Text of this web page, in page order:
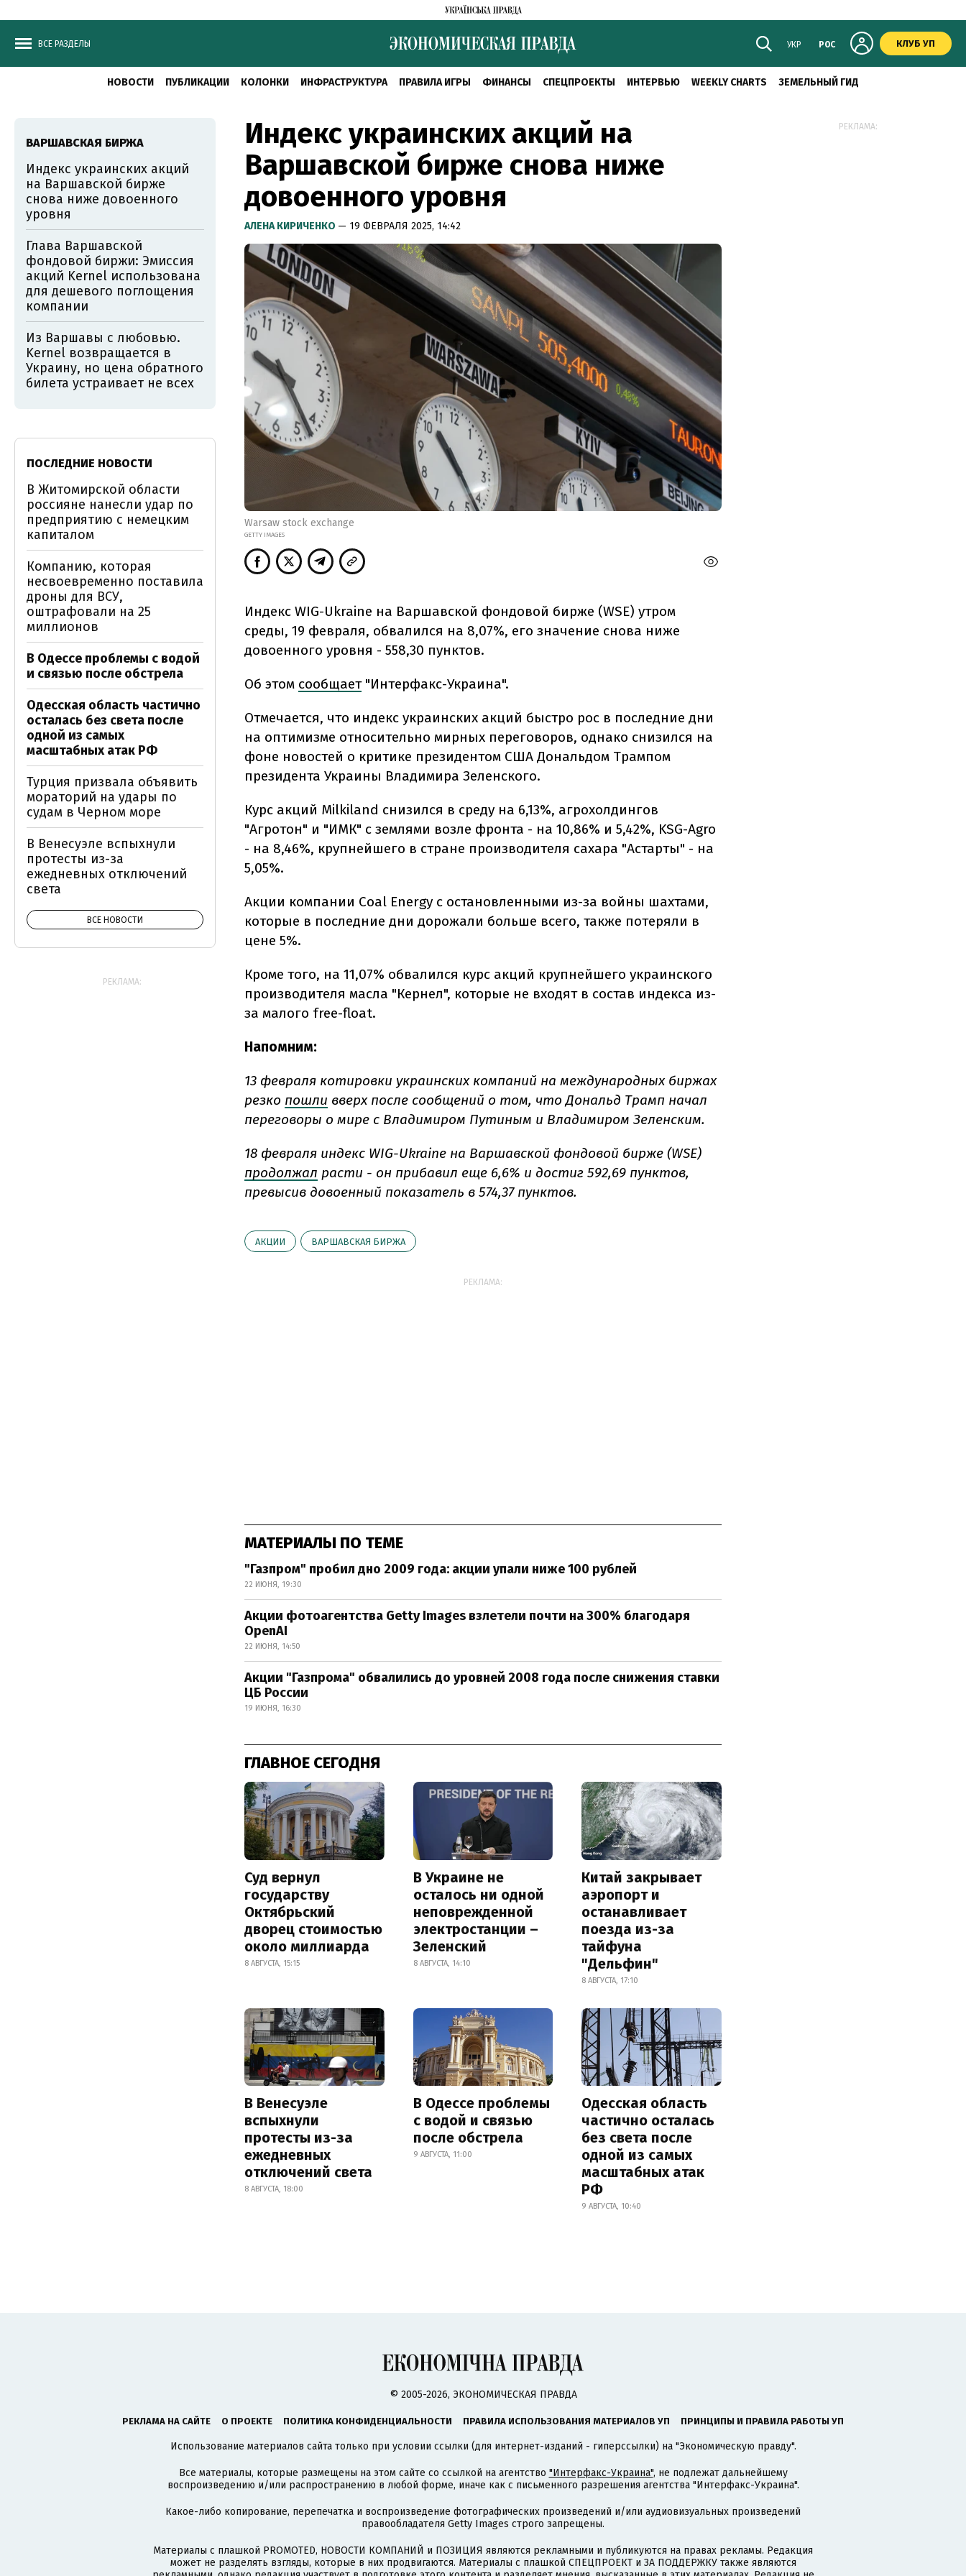
ВСЕ РАЗДЕЛЫ УКР РОС КЛУБ УП
НОВОСТИ ПУБЛИКАЦИИ КОЛОНКИ ИНФРАСТРУКТУРА ПРАВИЛА ИГРЫ ФИНАНСЫ СПЕЦПРОЕКТЫ ИНТЕРВЬЮ WEEKLY CHARTS ЗЕМЕЛЬНЫЙ ГИД
Индекс украинских акций на
Варшавской бирже снова ниже
довоенного уровня
АЛЕНА КИРИЧЕНКО — 19 ФЕВРАЛЯ 2025, 14:42
Warsaw stock exchange
GETTY IMAGES
Индекс WIG-Ukraine на Варшавской фондовой бирже (WSE) утром
среды, 19 февраля, обвалился на 8,07%, его значение снова ниже
довоенного уровня - 558,30 пунктов.
Об этом сообщает "Интерфакс-Украина".
Отмечается, что индекс украинских акций быстро рос в последние дни
на оптимизме относительно мирных переговоров, однако снизился на
фоне новостей о критике президентом США Дональдом Трампом
президента Украины Владимира Зеленского.
Курс акций Milkiland снизился в среду на 6,13%, агрохолдингов
"Агротон" и "ИМК" с землями возле фронта - на 10,86% и 5,42%, KSG-Agro
- на 8,46%, крупнейшего в стране производителя сахара "Астарты" - на
5,05%.
Акции компании Coal Energy с остановленными из-за войны шахтами,
которые в последние дни дорожали больше всего, также потеряли в
цене 5%.
Кроме того, на 11,07% обвалился курс акций крупнейшего украинского
производителя масла "Кернел", которые не входят в состав индекса из-
за малого free-float.
Напомним:
13 февраля котировки украинских компаний на международных биржах
резко пошли вверх после сообщений о том, что Дональд Трамп начал
переговоры о мире с Владимиром Путиным и Владимиром Зеленским.
18 февраля индекс WIG-Ukraine на Варшавской фондовой бирже (WSE)
продолжал расти - он прибавил еще 6,6% и достиг 592,69 пунктов,
превысив довоенный показатель в 574,37 пунктов.
АКЦИИ ВАРШАВСКАЯ БИРЖА
РЕКЛАМА:
МАТЕРИАЛЫ ПО ТЕМЕ
"Газпром" пробил дно 2009 года: акции упали ниже 100 рублей
22 ИЮНЯ, 19:30
Акции фотоагентства Getty Images взлетели почти на 300% благодаря
OpenAI
22 ИЮНЯ, 14:50
Акции "Газпрома" обвалились до уровней 2008 года после снижения ставки
ЦБ России
19 ИЮНЯ, 16:30
ГЛАВНОЕ СЕГОДНЯ
Суд вернул
государству
Октябрьский
дворец стоимостью
около миллиарда
8 АВГУСТА, 15:15
В Украине не
осталось ни одной
неповрежденной
электростанции –
Зеленский
8 АВГУСТА, 14:10
Китай закрывает
аэропорт и
останавливает
поезда из-за
тайфуна
"Дельфин"
8 АВГУСТА, 17:10
В Венесуэле
вспыхнули
протесты из-за
ежедневных
отключений света
8 АВГУСТА, 18:00
В Одессе проблемы
с водой и связью
после обстрела
9 АВГУСТА, 11:00
Одесская область
частично осталась
без света после
одной из самых
масштабных атак
РФ
9 АВГУСТА, 10:40
ВАРШАВСКАЯ БИРЖА
Индекс украинских акций
на Варшавской бирже
снова ниже довоенного
уровня
Глава Варшавской
фондовой биржи: Эмиссия
акций Kernel использована
для дешевого поглощения
компании
Из Варшавы с любовью.
Kernel возвращается в
Украину, но цена обратного
билета устраивает не всех
ПОСЛЕДНИЕ НОВОСТИ
В Житомирской области
россияне нанесли удар по
предприятию с немецким
капиталом
Компанию, которая
несвоевременно поставила
дроны для ВСУ,
оштрафовали на 25
миллионов
В Одессе проблемы с водой
и связью после обстрела
Одесская область частично
осталась без света после
одной из самых
масштабных атак РФ
Турция призвала объявить
мораторий на удары по
судам в Черном море
В Венесуэле вспыхнули
протесты из-за
ежедневных отключений
света
ВСЕ НОВОСТИ
РЕКЛАМА:
РЕКЛАМА:
© 2005-2026, ЭКОНОМИЧЕСКАЯ ПРАВДА
РЕКЛАМА НА САЙТЕ О ПРОЕКТЕ ПОЛИТИКА КОНФИДЕНЦИАЛЬНОСТИ ПРАВИЛА ИСПОЛЬЗОВАНИЯ МАТЕРИАЛОВ УП ПРИНЦИПЫ И ПРАВИЛА РАБОТЫ УП
Использование материалов сайта только при условии ссылки (для интернет-изданий - гиперссылки) на "Экономическую правду".
Все материалы, которые размещены на этом сайте со ссылкой на агентство "Интерфакс-Украина", не подлежат дальнейшему
воспроизведению и/или распространению в любой форме, иначе как с письменного разрешения агентства "Интерфакс-Украина".
Какое-либо копирование, перепечатка и воспроизведение фотографических произведений и/или аудиовизуальных произведений
правообладателя Getty Images строго запрещены.
Материалы с плашкой PROMOTED, НОВОСТИ КОМПАНИЙ и ПОЗИЦИЯ являются рекламными и публикуются на правах рекламы. Редакция
может не разделять взгляды, которые в них продвигаются. Материалы с плашкой СПЕЦПРОЕКТ и ЗА ПОДДЕРЖКУ также являются